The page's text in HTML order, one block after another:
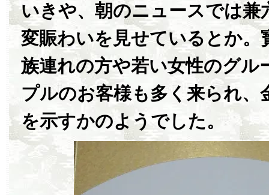
いきや、朝のニュースでは兼
変賑わいを見せているとか。
族連れの方や若い女性のグル
プルのお客様も多く来られ、
を示すかのようでした。